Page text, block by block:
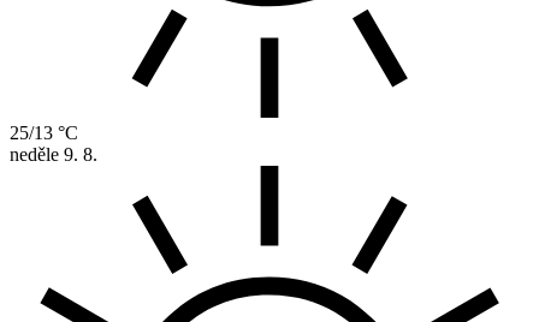
25/13 °C
neděle 9. 8.